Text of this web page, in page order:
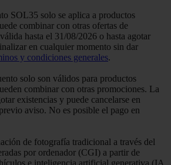
SOL35 solo se aplica a productos
combinar con otras ofertas de
hasta el 31/08/2026 o hasta agotar
en cualquier momento sin dar
y condiciones generales.
solo son válidos para productos
combinar con otras promociones. La
existencias y puede cancelarse en
aviso. No es posible el pago en
de fotografía tradicional a través del
por ordenador (CGI) a partir de